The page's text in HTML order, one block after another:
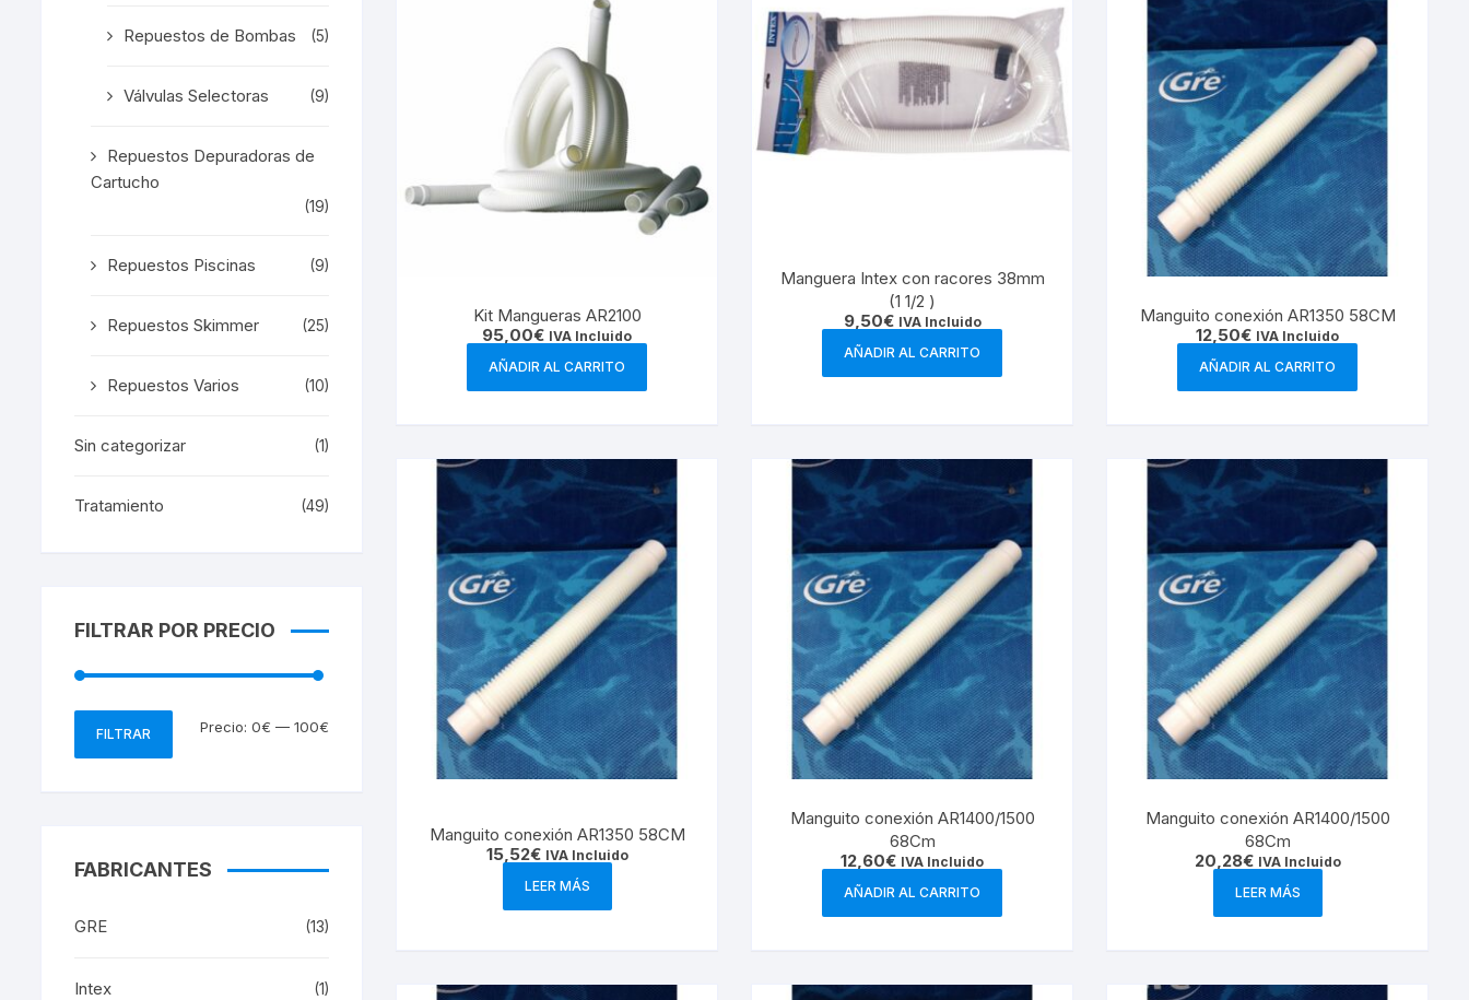
Kit Mangueras AR2100
95,00€ IVA Incluido
AÑADIR AL CARRITO
Manguera Intex con racores 38mm
(1 1/2 )
9,50€ IVA Incluido
AÑADIR AL CARRITO
Manguito conexión AR1350 58CM
12,50€ IVA Incluido
AÑADIR AL CARRITO
Manguito conexión AR1350 58CM
15,52€ IVA Incluido
LEER MÁS
Manguito conexión AR1400/1500
68Cm
12,60€ IVA Incluido
AÑADIR AL CARRITO
Manguito conexión AR1400/1500
68Cm
20,28€ IVA Incluido
LEER MÁS
Repuestos de Bombas (5)
Válvulas Selectoras (9)
Repuestos Depuradoras de
Cartucho
(19)
Repuestos Piscinas (9)
Repuestos Skimmer (25)
Repuestos Varios (10)
Sin categorizar (1)
Tratamiento (49)
FILTRAR POR PRECIO
FILTRAR Precio: 0€ — 100€
FABRICANTES
GRE (13)
Intex (1)